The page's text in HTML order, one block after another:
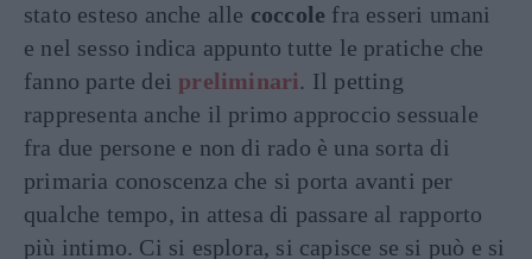
stato esteso anche alle coccole fra esseri umani
e nel sesso indica appunto tutte le pratiche che
fanno parte deipreliminari. Il petting
rappresenta anche il primo approccio sessuale
fra due persone e non di rado è una sorta di
primaria conoscenza che si porta avanti per
qualche tempo, in attesa di passare al rapporto
più intimo. Ci si esplora, si capisce se si può e si